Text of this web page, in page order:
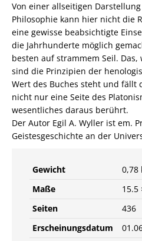
Menge
Von einer allseitigen
Philosophie kann hier nicht die
eine gewisse beabsichtigte
die Jahrhunderte möglich
besten auf strammem Seil.
sind die Prinzipien der
Wert des Buches steht und fällt
nicht nur eine Seite des
wesentliches daraus berührt.
Der Autor Egil A. Wyller ist em.
Geistesgeschichte an der
Gewicht
0,78
Maße
15.5
Seiten
436
Erscheinungsdatum